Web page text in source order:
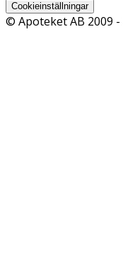
Cookieinställningar
© Apoteket AB 2009 -